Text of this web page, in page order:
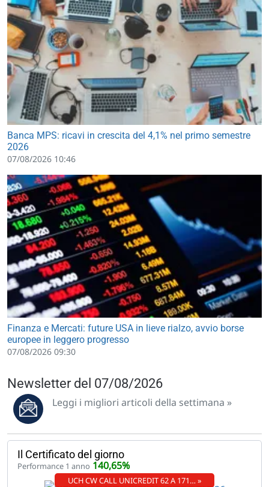
Banca MPS: ricavi in crescita del 4,1% nel primo semestre
2026
07/08/2026 10:46
Finanza e Mercati: future USA in lieve rialzo, avvio borse
europee in leggero progresso
07/08/2026 09:30
Newsletter del 07/08/2026
Leggi i migliori articoli della settimana »
Il Certificato del giorno
Performance 1 anno 140,65%
UCH CW CALL UNICREDIT 62 A 171… »